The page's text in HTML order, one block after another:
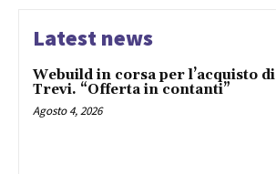
Latest news
Webuild in corsa per l’acquisto di
Trevi. “Offerta in contanti”
Agosto 4, 2026